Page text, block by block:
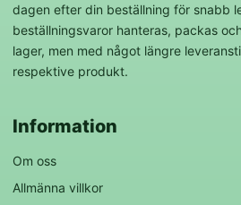
dagen efter din beställning för snabb
beställningsvaror hanteras, packas
lager, men med något längre
respektive produkt.
Information
Om oss
Allmänna villkor